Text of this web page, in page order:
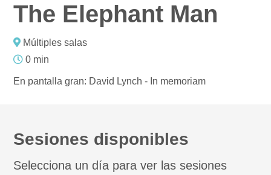
The Elephant Man
Múltiples salas
0 min
En pantalla gran: David Lynch - In memoriam
Sesiones disponibles
Selecciona un día para ver las sesiones